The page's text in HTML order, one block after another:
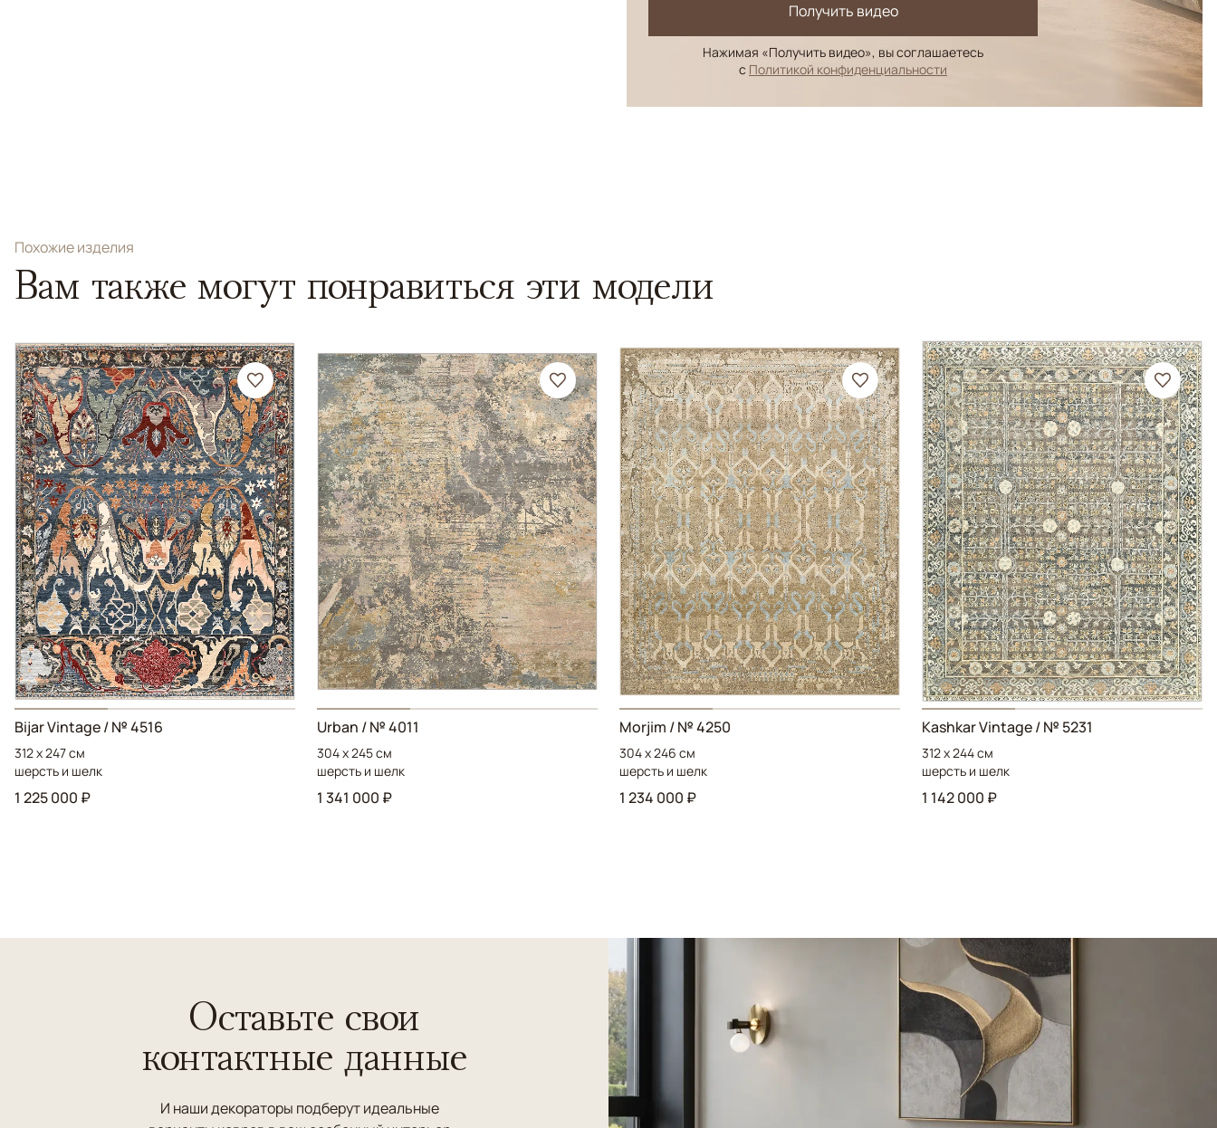
Получить видео
Нажимая «Получить видео», вы соглашаетесь
с Политикой конфиденциальности
Похожие изделия
Вам также могут понравиться эти модели
Bijar Vintage / № 4516
312 x 247 см
шерсть и шелк
1 225 000 ₽
Urban / № 4011
304 x 245 см
шерсть и шелк
1 341 000 ₽
Morjim / № 4250
304 x 246 см
шерсть и шелк
1 234 000 ₽
Kashkar Vintage / № 5231
312 x 244 см
шерсть и шелк
1 142 000 ₽
Оставьте свои
контактные данные
И наши декораторы подберут идеальные